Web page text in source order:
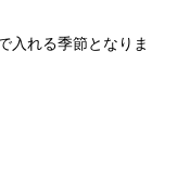
入れる季節となりま